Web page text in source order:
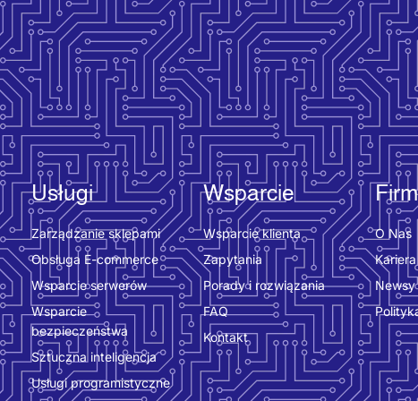
Usługi
Zarządzanie sklepami
Obsługa E-commerce
Wsparcie serwerów
Wsparcie
bezpieczeństwa
Sztuczna inteligencja
Usługi programistyczne
Wsparcie
Wsparcie klienta
Zapytania
Porady i rozwiązania
FAQ
Kontakt
O Nas
Kariera
Newsy